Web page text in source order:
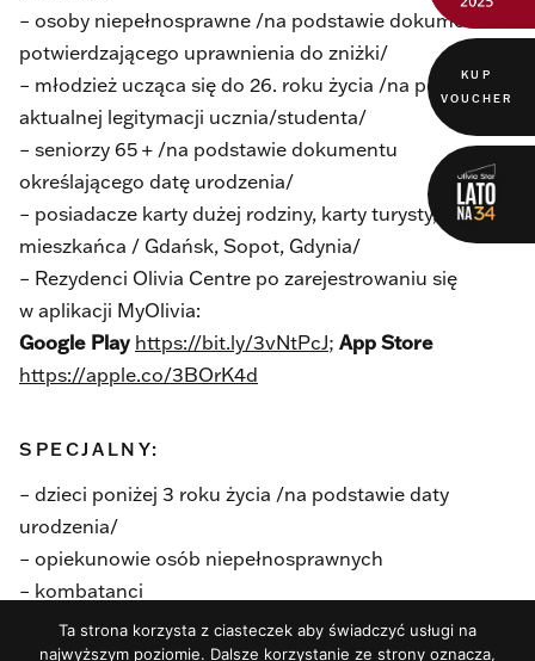
KUP
VOUCHER
– osoby niepełnosprawne /na podstawie dokumentu
potwierdzającego uprawnienia do zniżki/
– młodzież ucząca się do 26. roku życia /na podstawie
aktualnej legitymacji ucznia/studenta/
– seniorzy 65 + /na podstawie dokumentu
określającego datę urodzenia/
– posiadacze karty dużej rodziny, karty turysty, karty
mieszkańca / Gdańsk, Sopot, Gdynia/
– Rezydenci Olivia Centre po zarejestrowaniu się
w aplikacji MyOlivia:
Google Play https://bit.ly/3vNtPcJ; App Store
https://apple.co/3BOrK4d
SPECJALNY:
– dzieci poniżej 3 roku życia /na podstawie daty
urodzenia/
– opiekunowie osób niepełnosprawnych
– kombatanci
– 11 osoba przy zakupie 10 biletów
Ta strona korzysta z ciasteczek aby świadczyć usługi na
najwyższym poziomie. Dalsze korzystanie ze strony oznacza,